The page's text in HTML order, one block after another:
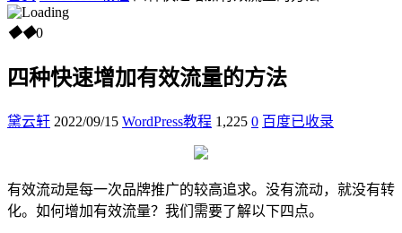
◆◆0
四种快速增加有效流量的方法
黛云轩 2022/09/15 WordPress教程 1,225 0 百度已收录
有效流动是每一次品牌推广的较高追求。没有流动，就没有转
化。如何增加有效流量？我们需要了解以下四点。